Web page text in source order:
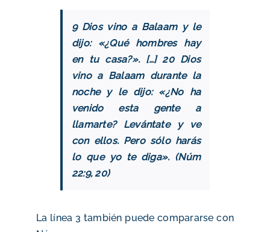
9 Dios vino a Balaam y le
dijo: «¿Qué hombres hay
en tu casa?». […] 20 Dios
vino a Balaam durante la
noche y le dijo: «¿No ha
venido esta gente a
llamarte? Levántate y ve
con ellos. Pero sólo harás
lo que yo te diga». (Núm
22:9, 20)
La línea 3 también puede compararse con